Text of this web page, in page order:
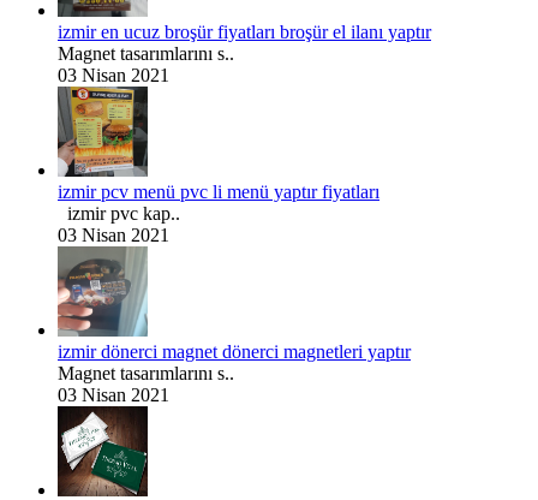
izmir en ucuz broşür fiyatları broşür el ilanı yaptır
Magnet tasarımlarını s..
03 Nisan 2021
izmir pcv menü pvc li menü yaptır fiyatları
izmir pvc kap..
03 Nisan 2021
izmir dönerci magnet dönerci magnetleri yaptır
Magnet tasarımlarını s..
03 Nisan 2021